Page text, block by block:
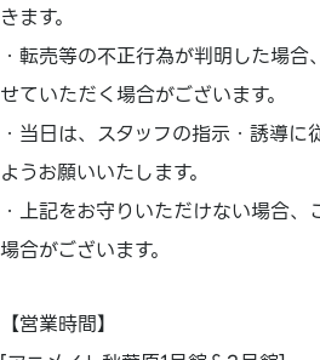
きます。
・転売等の不正行為が判明した場合
せていただく場合がございます。
・当日は、スタッフの指示・誘導に
ようお願いいたします。
・上記をお守りいただけない場合、
場合がございます。
【営業時間】